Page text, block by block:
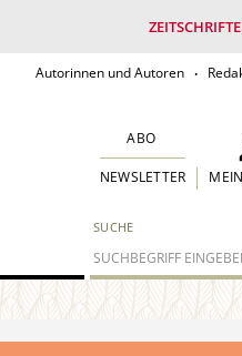
Autorinnen und Autoren
SUCHE
ABO
NEWSLETTER